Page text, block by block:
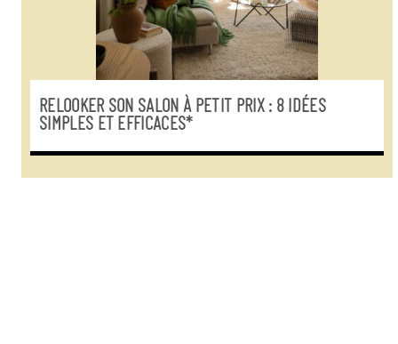
RELOOKER SON SALON À PETIT PRIX : 8 IDÉES
SIMPLES ET EFFICACES*